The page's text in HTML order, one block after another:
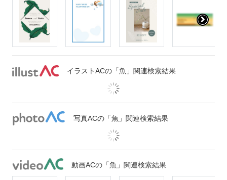
イラストACの「魚」関連検索結果
写真ACの「魚」関連検索結果
動画ACの「魚」関連検索結果